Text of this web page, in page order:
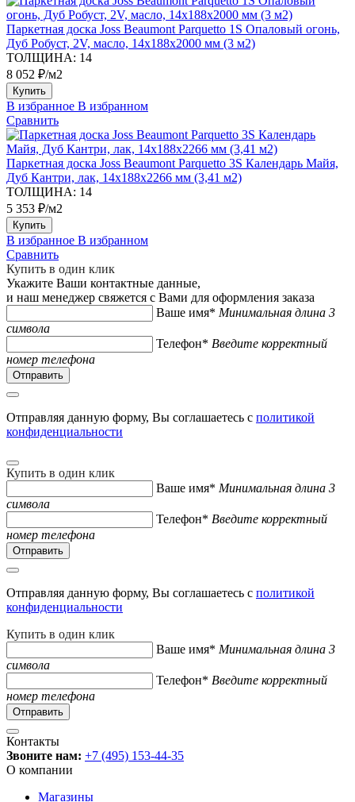
Паркетная доска Joss Beaumont Parquetto 1S Опаловый огонь,
Дуб Робуст, 2V, масло, 14х188х2000 мм (3 м2)
ТОЛЩИНА: 14
8 052 ₽/м2
Купить
В избранное В избранном
Сравнить
Паркетная доска Joss Beaumont Parquetto 3S Календарь Майя,
Дуб Кантри, лак, 14х188х2266 мм (3,41 м2)
ТОЛЩИНА: 14
5 353 ₽/м2
Купить
В избранное В избранном
Сравнить
Купить в один клик
Укажите Ваши контактные данные,
и наш менеджер свяжется с Вами для оформления заказа
Ваше имя* Минимальная длина 3
символа
Телефон* Введите корректный
номер телефона
Отправляя данную форму, Вы соглашаетесь с политикой
конфиденциальности
Купить в один клик
Ваше имя* Минимальная длина 3
символа
Телефон* Введите корректный
номер телефона
Отправляя данную форму, Вы соглашаетесь с политикой
конфиденциальности
Купить в один клик
Ваше имя* Минимальная длина 3
символа
Телефон* Введите корректный
номер телефона
Контакты
Звоните нам: +7 (495) 153-44-35
О компании
Магазины